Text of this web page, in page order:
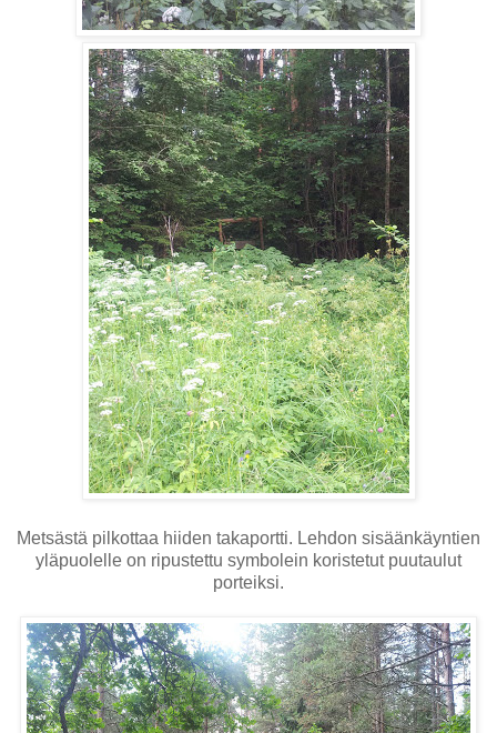
Metsästä pilkottaa hiiden takaportti. Lehdon sisäänkäyntien
yläpuolelle on ripustettu symbolein koristetut puutaulut
porteiksi.